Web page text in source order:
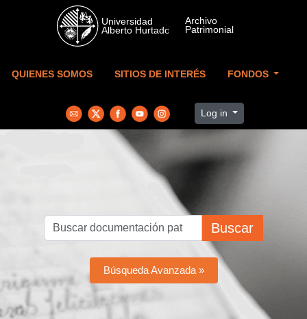
Skip to main content
QUIENES SOMOS SITIOS DE INTERÉS FONDOS
Log in
Buscar
Búsqueda Avanzada »